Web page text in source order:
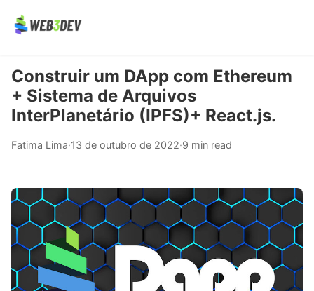
Construir um DApp com Ethereum
+ Sistema de Arquivos
InterPlanetário (IPFS)+ React.js.
Fatima Lima·13 de outubro de 2022·9 min read